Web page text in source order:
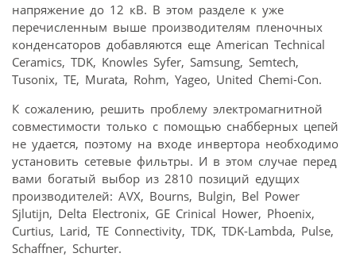
напряжение до 12 кВ. В этом разделе к уже
перечисленным выше производителям пленочных
конденсаторов добавляются еще American Technical
Ceramics, TDK, Knowles Syfer, Samsung, Semtech,
Tusonix, TE, Murata, Rohm, Yageo, United Chemi-Con.
К сожалению, решить проблему электромагнитной
совместимости только с помощью снабберных цепей
не удается, поэтому на входе инвертора необходимо
установить сетевые фильтры. И в этом случае перед
вами богатый выбор из 2810 позиций едущих
производителей: AVX, Bourns, Bulgin, Bel Power
Sjlutijn, Delta Electronix, GE Crinical Hower, Phoenix,
Curtius, Larid, TE Connectivity, TDK, TDK-Lambda, Pulse,
Schaffner, Schurter.